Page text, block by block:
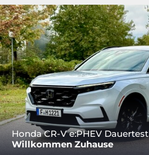
Honda CR-V e:PHEV Dauertest
Willkommen Zuhause